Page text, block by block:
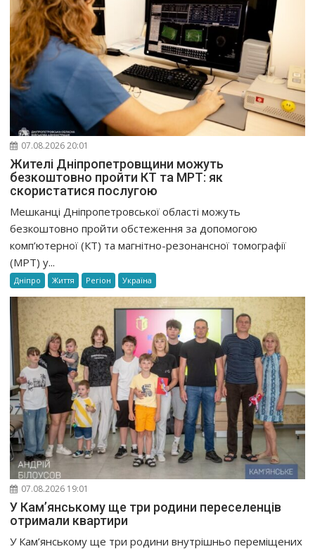
07.08.2026 20:01
Жителі Дніпропетровщини можуть
безкоштовно пройти КТ та МРТ: як
скористатися послугою
Мешканці Дніпропетровської області можуть
безкоштовно пройти обстеження за допомогою
комп’ютерної (КТ) та магнітно-резонансної томографії
(МРТ) у...
Дніпро Життя Регіон Україна
07.08.2026 19:01
У Кам’янському ще три родини переселенців
отримали квартири
У Кам’янському ще три родини внутрішньо переміщених